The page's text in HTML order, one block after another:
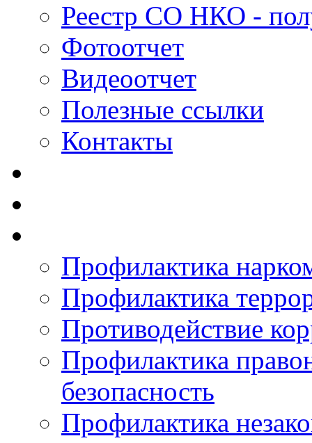
Реестр СО НКО -
Фотоотчет
Видеоотчет
Полезные ссылки
Контакты
Профилактика
Профилактика
Противодействие
Профилактика
безопасность
Профилактика